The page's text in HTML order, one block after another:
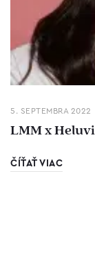
5. SEPTEMBRA 2022
LMM x
ČÍŤAŤ VIAC